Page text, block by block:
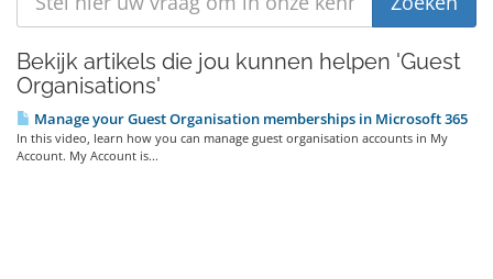
Bekijk artikels die jou kunnen helpen 'Guest
Organisations'
Manage your Guest Organisation memberships in Microsoft 365
In this video, learn how you can manage guest organisation accounts in My
Account. My Account is...